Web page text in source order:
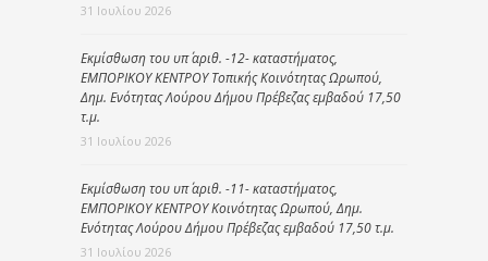
31 Ιουλίου 2026
Εκμίσθωση του υπ΄ αριθ. -12- καταστήματος,
ΕΜΠΟΡΙΚΟΥ ΚΕΝΤΡΟΥ Τοπικής Κοινότητας Ωρωπού,
Δημ. Ενότητας Λούρου Δήμου Πρέβεζας εμβαδού 17,50
τ.μ.
31 Ιουλίου 2026
Εκμίσθωση του υπ΄ αριθ. -11- καταστήματος,
ΕΜΠΟΡΙΚΟΥ ΚΕΝΤΡΟΥ Κοινότητας Ωρωπού, Δημ.
Ενότητας Λούρου Δήμου Πρέβεζας εμβαδού 17,50 τ.μ.
31 Ιουλίου 2026